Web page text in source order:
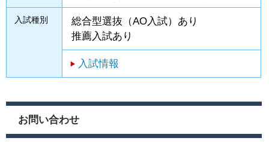
入試種別
総合型選抜（AO入試）あり
推薦入試あり
入試情報
お問い合わせ